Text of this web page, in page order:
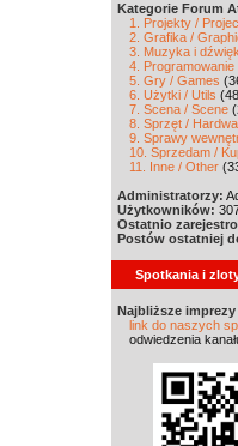
Kategorie Forum
1. Projekty /
2. Grafika /
3. Muzyka i
4.
5. Gry / Games
6. Użytki / Utils
7. Scena / Scene
8. Sprzęt /
9. Sprawy
10. Sprzedam /
11. Inne / Other
Administratorzy:
Użytkowników:
Ostatnio
Postów ostatniej
Spotkania i
Najbliższe imprezy
link do naszych
odwiedzenia